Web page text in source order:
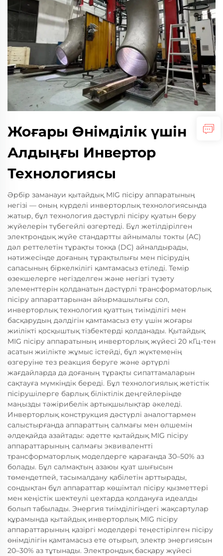
Жоғары Өнімділік үшін
Алдыңғы Инвертор
Технологиясы
Әрбір заманауи қытайдық MIG пісіру аппаратының
негізі — оның күрделі инверторлық технологиясында
жатыр, бұл технология дәстүрлі пісіру қуатын беру
жүйелерін түбегейлі өзгертеді. Бұл жетілдірілген
электрондық жүйе стандартты айнымалы токты (AC)
дәл реттелетін тұрақты токқа (DC) айналдырады,
нәтижесінде доғаның тұрақтылығы мен пісірудің
сапасының біркелкілігі қамтамасыз етіледі. Темір
өзекшелерге негізделген және негізгі түзету
элементтерін қолданатын дәстүрлі трансформаторлық
пісіру аппараттарынан айырмашылығы сол,
инверторлық технология қуаттың тиімділігі мен
басқарудың дәлдігін қамтамасыз ету үшін жоғары
жиілікті қосқыштық тізбектерді қолданады. Қытайдық
MIG пісіру аппаратының инверторлық жүйесі 20 кГц-тен
асатын жиілікте жұмыс істейді, бұл жүктеменің
өзгеруіне тез реакция беруге және әртүрлі
жағдайларда да доғаның тұрақты сипаттамаларын
сақтауға мүмкіндік береді. Бұл технологиялық жетістік
пісірушілерге барлық біліктілік деңгейлерінде
маңызды тәжірибелік артықшылықтар әкеледі.
Инверторлық конструкция дәстүрлі аналогтармен
салыстырғанда аппараттың салмағы мен өлшемін
әлдеқайда азайтады: әдетте қытайдық MIG пісіру
аппараттарының салмағы эквивалентті
трансформаторлық моделдерге қарағанда 30–50% аз
болады. Бұл салмақтың азаюы қуат шығысын
төмендетпей, тасымалдану қабілетін арттырады,
сондықтан бұл аппараттар көшімтал пісіру қызметтері
мен кеңістік шектеулі цехтарда қолдануға идеалды
болып табылады. Энергия тиімділігіндегі жақсартулар
құрамында қытайдық инверторлық MIG пісіру
аппараттарының қазіргі моделдері теңестірілген пісіру
өнімділігін қамтамасыз ете отырып, электр энергиясын
20–30% аз тұтынады. Электрондық басқару жүйесі